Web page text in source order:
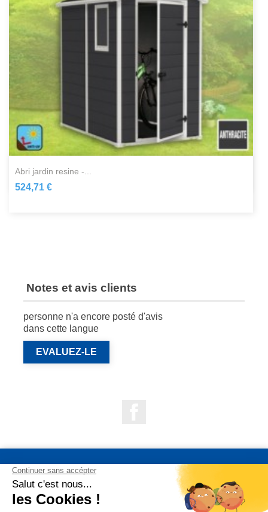
abri jardin resine -...
524,71 €
Notes et avis clients
personne n'a encore posté d'avis
dans cette langue
EVALUEZ-LE
NOS PRODUITS
NOTRE SOCIÉTÉ